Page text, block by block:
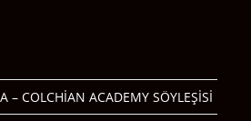
– COLCHİAN ACADEMY SÖYLEŞİSİ